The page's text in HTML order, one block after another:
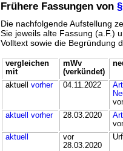
Frühere Fassungen von
Die nachfolgende Aufstellung
Sie jeweils alte Fassung (a.F.)
Volltext sowie die Begründung
vergleichen
mit
mWv
(verkündet)
aktuell vorher 04.11.2022
aktuell
vorher 28.03.2020
aktuell
vor
28.03.2020